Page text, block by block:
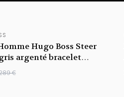
Hugo Boss Steer
gris argenté bracelet
€